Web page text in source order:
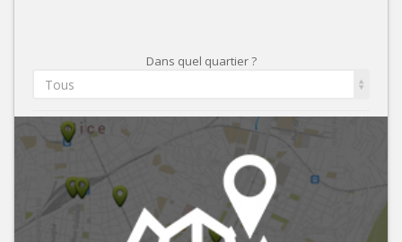
Dans quel quartier ?
Tous